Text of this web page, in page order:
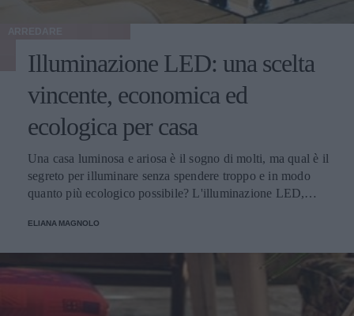
Illuminazione LED: una scelta
vincente, economica ed
ecologica per casa
Una casa luminosa e ariosa è il sogno di molti, ma qual è il
segreto per illuminare senza spendere troppo e in modo
quanto più ecologico possibile? L'illuminazione LED,
del LED.
ELIANA MAGNOLO